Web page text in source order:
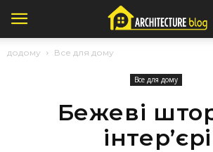
додому Все для дому
Все для дому
Бежеві
інтер’єрі